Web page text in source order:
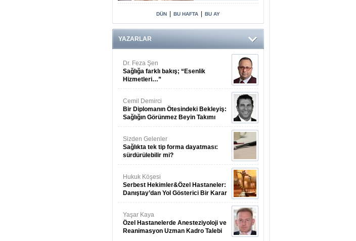
DÜN BU HAFTA BU AY
YAZARLAR
Dr. Feza Şen
Sağlığa farklı bakış; “Esenlik
Hizmetleri…”
Cemil Demirci
Bir Diplomanın Ötesindeki Bekleyiş:
Sağlığın Görünmez Beyin Takımı
Sizden Gelenler
Sağlıkta tek tip forma dayatması:
sürdürülebilir mi?
Hukuk Köşesi
Serbest Hekimler&Özel Hastaneler:
Danıştay’dan Yol Gösterici Bir Karar
Yaşar Kaya
Özel Hastanelerde Anesteziyoloji ve
Reanimasyon Uzman Kadro Talebi